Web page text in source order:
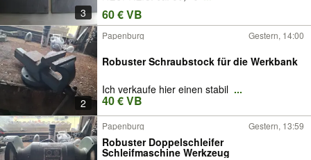
3 60 € VB
2
Papenburg Gestern, 14:00
Robuster Schraubstock für die Werkbank
Ich verkaufe hier einen stabil ...
40 € VB
Papenburg Gestern, 13:59
Robuster Doppelschleifer
Schleifmaschine Werkzeug